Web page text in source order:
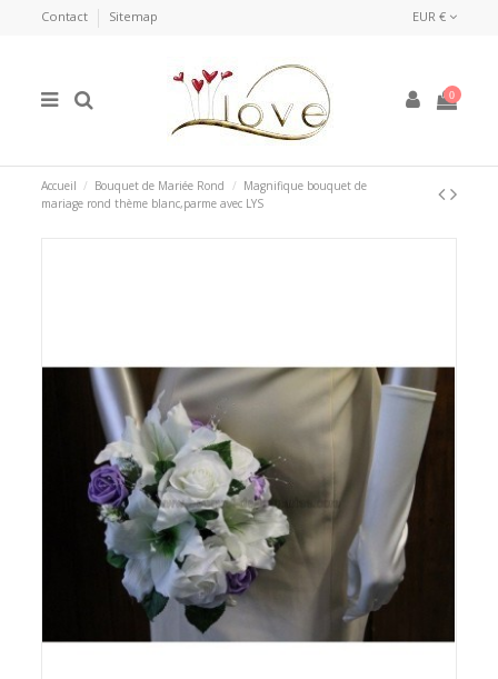
Contact Sitemap EUR €
0
Accueil Bouquet de Mariée Rond
Magnifique bouquet de
mariage rond thème blanc,parme avec LYS